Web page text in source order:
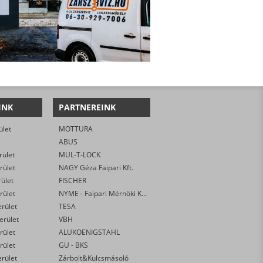
PARTNEREINK
MOTTURA
ABUS
MUL-T-LOCK
NAGY Géza Faipari Kft.
FISCHER
NYME - Faipari Mérnöki Kar
TESA
VBH
ALUKOENIGSTAHL
GU - BKS
Zárbolt&Kulcsmásoló